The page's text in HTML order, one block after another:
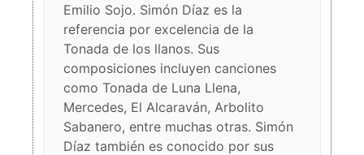
Emilio Sojo. Simón Díaz es la
referencia por excelencia de la
Tonada de los llanos. Sus
composiciones incluyen canciones
como Tonada de Luna Llena,
Mercedes, El Alcaraván, Arbolito
Sabanero, entre muchas otras. Simón
Díaz también es conocido por sus